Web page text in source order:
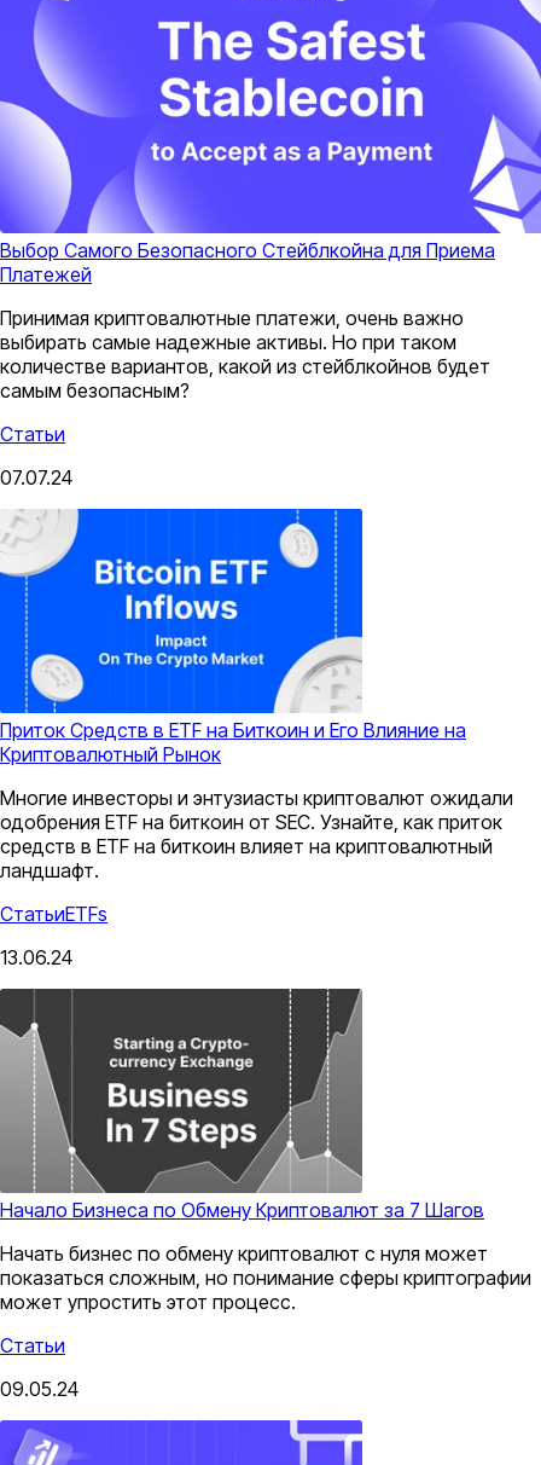
Выбор Самого Безопасного Стейблкойна для Приема
Платежей
Принимая криптовалютные платежи, очень важно
выбирать самые надежные активы. Но при таком
количестве вариантов, какой из стейблкойнов будет
самым безопасным?
Статьи
07.07.24
Приток Средств в ETF на Биткоин и Его Влияние на
Криптовалютный Рынок
Многие инвесторы и энтузиасты криптовалют ожидали
одобрения ETF на биткоин от SEC. Узнайте, как приток
средств в ETF на биткоин влияет на криптовалютный
ландшафт.
СтатьиETFs
13.06.24
Начало Бизнеса по Обмену Криптовалют за 7 Шагов
Начать бизнес по обмену криптовалют с нуля может
показаться сложным, но понимание сферы криптографии
может упростить этот процесс.
Статьи
09.05.24